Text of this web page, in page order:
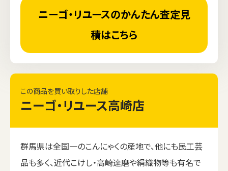
ニーゴ・リユースのかんたん査定見
積はこちら
この商品を買い取りした店舗
ニーゴ・リユース高崎店
群馬県は全国一のこんにゃくの産地で、他にも民工芸
品も多く、近代こけし・高崎達磨や絹織物等も有名で